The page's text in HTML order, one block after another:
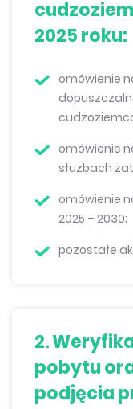
2025 roku:
omówienie
omówienie
służbach
omówienie
2025 – 2030;
pozostałe
2.
pobytu
podjęcia